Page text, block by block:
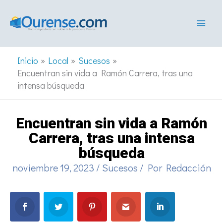
Inicio Local
Sucesos
Encuentran sin vida a Ramón Carrera, tras una
intensa búsqueda
Encuentran sin vida a Ramón
Carrera, tras una intensa
búsqueda
noviembre 19, 2023 / Sucesos / Por Redacción